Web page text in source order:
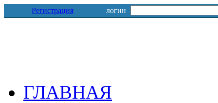
Регистрация логин
ГЛАВНАЯ